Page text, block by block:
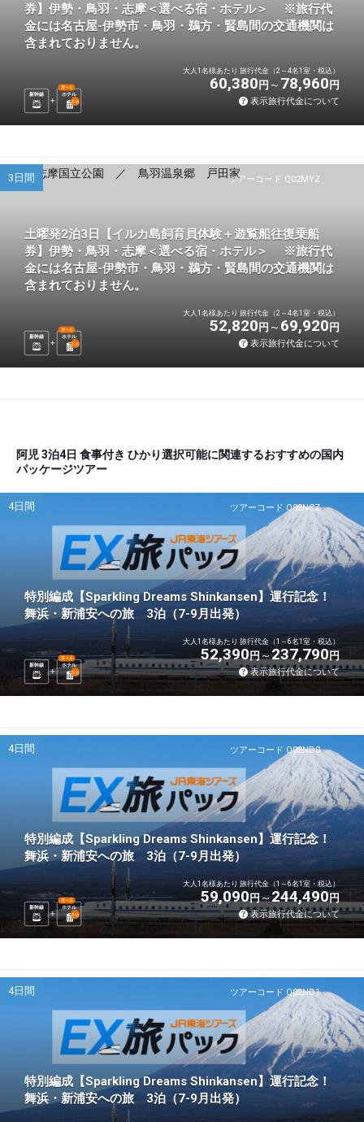
券】伊勢・鳥羽・志摩＜選べる宿・ホテル＞ ※旅行代
金には名古屋-伊勢市・鳥羽・鵜方・賢島間の交通機関は
含まれておりません。
新幹線 ホテル
選べる
2泊
大人1名様あたり 旅行代金（2～4名1室・税込）
60,380 円 78,960 円
表示旅行代金について
ツアーコード Q02MYZ
3日間
土曜発2泊3日【イルカ島飼育員体験＋遊覧船往復乗船
券】伊勢・鳥羽・志摩＜選べる宿・ホテル＞ ※旅行代
金には名古屋-伊勢市・鳥羽・鵜方・賢島間の交通機関は
含まれておりません。
新幹線 ホテル
選べる
2泊
大人1名様あたり 旅行代金（2～4名1室・税込）
52,820 円 69,920 円
表示旅行代金について
阿児 3泊4日 食事付き ひかり選択可能に関連するおすすめの国内
パッケージツアー
ツアーコード Q02NCZ
4日間
特別編成【Sparkling Dreams Shinkansen】運行記念！
舞浜・新浦安への旅 3泊（7-9月出発）
新幹線 ホテル
選べる
3泊
大人1名様あたり 旅行代金（1～6名1室・税込）
52,390円 237,790円
表示旅行代金について
ツアーコード Q02ND0
4日間
特別編成【Sparkling Dreams Shinkansen】運行記念！
舞浜・新浦安への旅 3泊（7-9月出発）
新幹線 ホテル
選べる
3泊
大人1名様あたり 旅行代金（1～6名1室・税込）
59,090円 244,490円
表示旅行代金について
ツアーコード Q02ND1
4日間
特別編成【Sparkling Dreams Shinkansen】運行記念！
舞浜・新浦安への旅 3泊（7-9月出発）